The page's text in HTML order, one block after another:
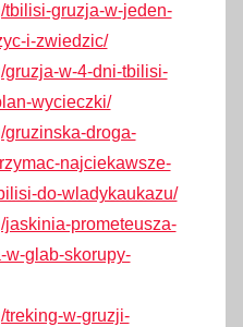
tbilisi-gruzja-w-jeden-
i-zwiedzic/
gruzja-w-4-dni-tbilisi-
wycieczki/
gruzinska-droga-
najciekawsze-
do-wladykaukazu/
jaskinia-prometeusza-
w-glab-skorupy-
treking-w-gruzji-